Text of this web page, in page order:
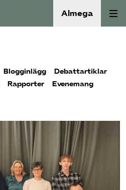
Almega
Blogginlägg
Debattartiklar
Rapporter
Evenemang